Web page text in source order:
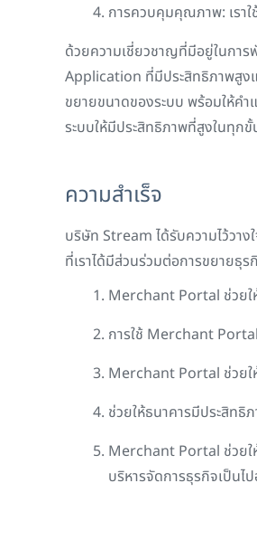
การควบคุมคุณภาพ: เรา
ด้วยความเชี่ยวชาญที่มีอยู่ในการ
Application ที่มีประสิทธิภาพสูง
ขยายขนาดของระบบ พร้อมให้คำ
ระบบให้มีประสิทธิภาพที่สูงในทุก
ความสำเร็จ
บริษัท Stream ได้รับความไว้วา
ที่เราได้มีส่วนร่วมต่อการขยายธุ
Merchant Portal ช่วย
การใช้ Merchant Portal
Merchant Portal ช่วย
ช่วยให้ธนาคารมีประสิทธิ
Merchant Portal ช่วย
บริหารจัดการธุรกิจเป็นไ